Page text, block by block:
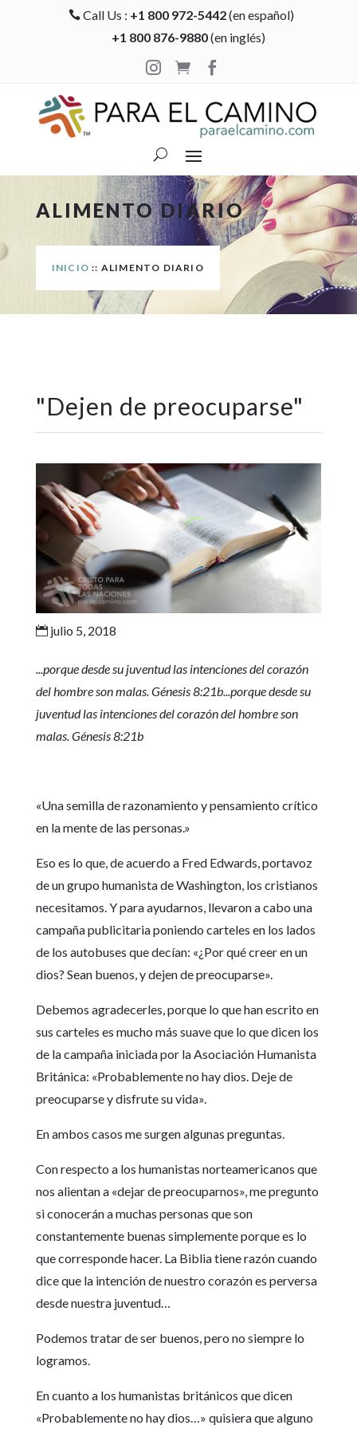
 Call Us : +1 800 972-5442(en español)
+1 800 876-9880(en inglés)

 
ALIMENTO DIARIO
INICIO :: ALIMENTO DIARIO
"Dejen de preocuparse"
julio 5, 2018
...porque desde su juventud las intenciones del corazón
del hombre son malas. Génesis 8:21b...porque desde su
juventud las intenciones del corazón del hombre son
malas. Génesis 8:21b
«Una semilla de razonamiento y pensamiento crítico
en la mente de las personas.»
Eso es lo que, de acuerdo a Fred Edwards, portavoz
de un grupo humanista de Washington, los cristianos
necesitamos. Y para ayudarnos, llevaron a cabo una
campaña publicitaria poniendo carteles en los lados
de los autobuses que decían: «¿Por qué creer en un
dios? Sean buenos, y dejen de preocuparse».
Debemos agradecerles, porque lo que han escrito en
sus carteles es mucho más suave que lo que dicen los
de la campaña iniciada por la Asociación Humanista
Británica: «Probablemente no hay dios. Deje de
preocuparse y disfrute su vida».
En ambos casos me surgen algunas preguntas.
Con respecto a los humanistas norteamericanos que
nos alientan a «dejar de preocuparnos», me pregunto
si conocerán a muchas personas que son
constantemente buenas simplemente porque es lo
que corresponde hacer. La Biblia tiene razón cuando
dice que la intención de nuestro corazón es perversa
desde nuestra juventud…
Podemos tratar de ser buenos, pero no siempre lo
logramos.
En cuanto a los humanistas británicos que dicen
«Probablemente no hay dios…» quisiera que alguno